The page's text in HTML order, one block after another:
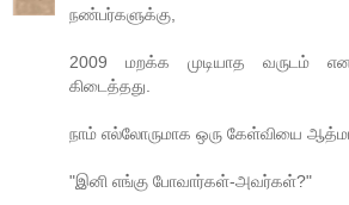
நண்பர்களுக்கு,
2009 மறக்க முடியாத வருடம்
கிடைத்தது.
நாம் எல்லோருமாக ஒரு கேள்வியை
"இனி எங்கு போவார்கள்-அவர்கள்?"